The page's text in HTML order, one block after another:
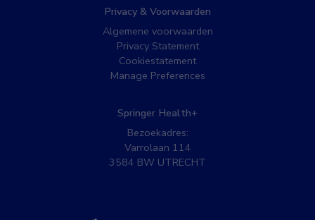
Privacy & Voorwaarden
Algemene voorwaarden
Privacy Statement
Cookiestatement
Manage Preferences
Springer Health+
Bezoekadres:
Varrolaan 114
3584 BW UTRECHT